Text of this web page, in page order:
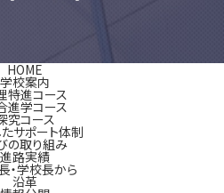
HOME
学校案内
特進コース
進学コース
究コース
サポート体制
の取り組み
進路実績
・学校長から
沿革